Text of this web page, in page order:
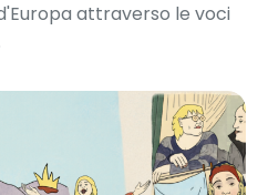
attraverso le voci